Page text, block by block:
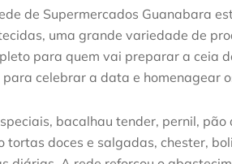
de Supermercados Guanabara
uma grande variedade de
para quem vai preparar a ceia
celebrar a data e homenagear
bacalhau tender, pernil,
doces e salgadas, chester,